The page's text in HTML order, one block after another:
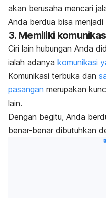
akan berusaha mencari
Anda berdua bisa menjadi
3. Memiliki
Ciri lain hubungan Anda
ialah adanya komunikasi
Komunikasi terbuka dan
pasangan merupakan
lain.
Dengan begitu, Anda
benar-benar dibutuhkan